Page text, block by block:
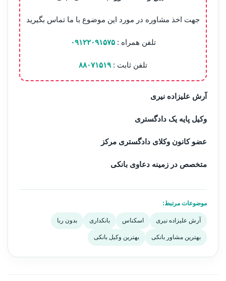
جهت اخذ مشاوره در مورد این موضوع با ما تماس بگیرید
تلفن همراه :۰۹۱۲۲۰۹۱۵۷۵
تلفن ثابت : ۸۸۰۷۱۵۱۹
آرش علیزاده نیری
وکیل پایه یک دادگستری
عضو کانون وکلای دادگستری مرکز
متخصص در زمینه دعاوی بانکی
موضوعات مرتبط:
آرش علیزاده نیری اسکناس بانکداری بدون ربا
بهترین مشاور بانکی بهترین وکیل بانکی